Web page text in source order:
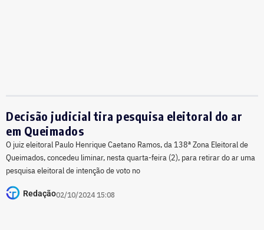
Decisão judicial tira pesquisa eleitoral do ar
em Queimados
O juiz eleitoral Paulo Henrique Caetano Ramos, da 138ª Zona Eleitoral de
Queimados, concedeu liminar, nesta quarta-feira (2), para retirar do ar uma
pesquisa eleitoral de intenção de voto no
Redação02/10/2024 15:08